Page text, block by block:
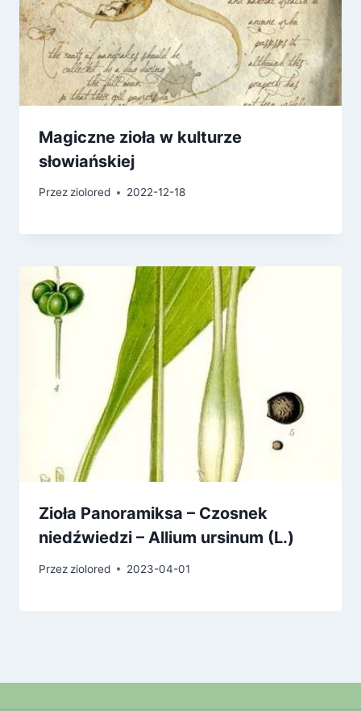
Magiczne zioła w kulturze
słowiańskiej
Przezziolored 2022-12-18
Zioła Panoramiksa – Czosnek
niedźwiedzi – Allium ursinum (L.)
Przez ziolored 2023-04-01